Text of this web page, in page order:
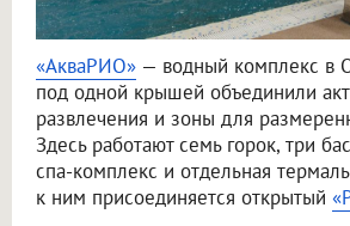
«АкваРИО» — водный комплекс в
под одной крышей объединили
развлечения и зоны для
Здесь работают семь горок, три
спа-комплекс и отдельная
к ним присоединяется открытый